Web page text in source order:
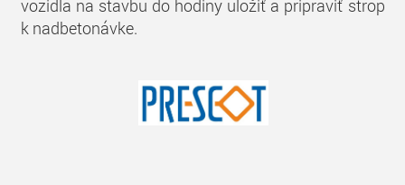
vozidla na stavbu do hodiny uložiť a pripraviť strop
k nadbetonávke.